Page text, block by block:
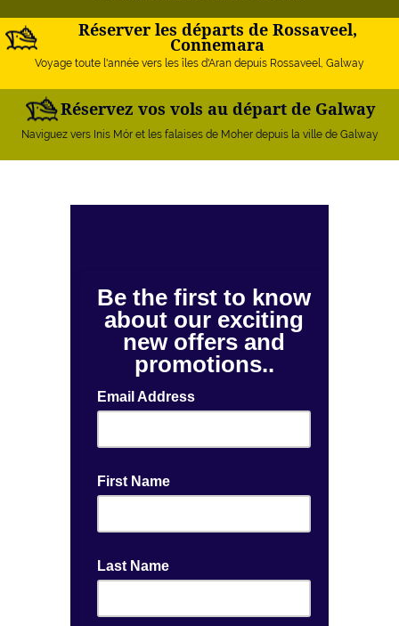
Réserver les départs de Rossaveel,
Connemara
Voyage toute l'année vers les îles d'Aran depuis Rossaveel, Galway
Réservez vos vols au départ de Galway
Naviguez vers Inis Mór et les falaises de Moher depuis la ville de Galway